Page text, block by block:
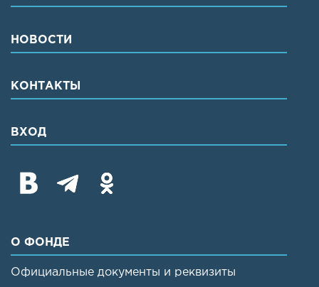
НОВОСТИ
КОНТАКТЫ
ВХОД
О ФОНДЕ
Официальные документы и реквизиты